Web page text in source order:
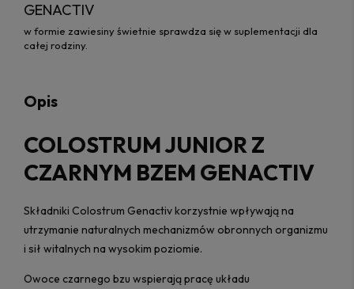
GENACTIV
w formie zawiesiny świetnie sprawdza się w suplementacji dla
całej rodziny.
Opis
COLOSTRUM JUNIOR Z
CZARNYM BZEM GENACTIV
Składniki Colostrum Genactiv korzystnie wpływają na
utrzymanie naturalnych mechanizmów obronnych organizmu
i sił witalnych na wysokim poziomie.
Owoce czarnego bzu wspierają pracę układu